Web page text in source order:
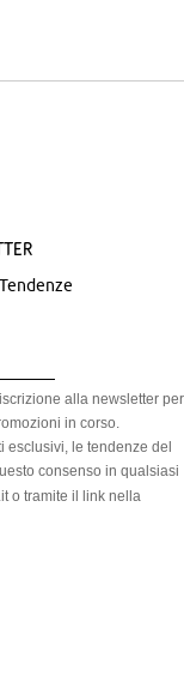
Tendenze
alla newsletter per
in corso.
esclusivi, le tendenze del
consenso in qualsiasi
o tramite il link nella